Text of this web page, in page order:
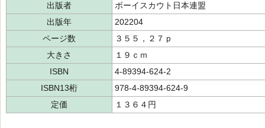
出版者
ボーイスカウト日本連盟
出版年
202204
ページ数
３５５，２７ｐ
大きさ
１９ｃｍ
ISBN
4-89394-624-2
ISBN13桁
978-4-89394-624-9
定価
１３６４円